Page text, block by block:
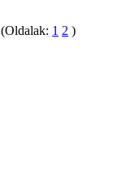
(Oldalak: 1 2 )